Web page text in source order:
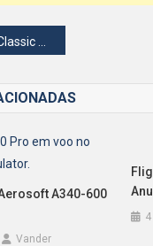
no MSFS
A340-600
Vander